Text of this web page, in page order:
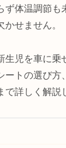
ず体温調節も
せません。
生児を車に乗
ートの選び方
で詳しく解説